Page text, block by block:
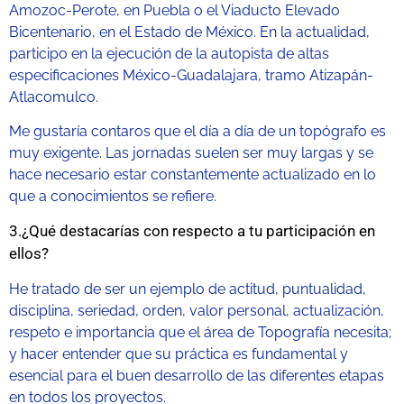
Amozoc-Perote, en Puebla o el Viaducto Elevado
Bicentenario, en el Estado de México. En la actualidad,
participo en la ejecución de la autopista de altas
especificaciones México-Guadalajara, tramo Atizapán-
Atlacomulco.
Me gustaría contaros que el día a día de un topógrafo es
muy exigente. Las jornadas suelen ser muy largas y se
hace necesario estar constantemente actualizado en lo
que a conocimientos se refiere.
3.¿Qué destacarías con respecto a tu participación en
ellos?
He tratado de ser un ejemplo de actitud, puntualidad,
disciplina, seriedad, orden, valor personal, actualización,
respeto e importancia que el área de Topografía necesita;
y hacer entender que su práctica es fundamental y
esencial para el buen desarrollo de las diferentes etapas
en todos los proyectos.